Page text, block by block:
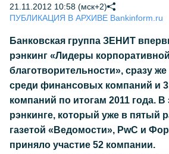
21.11.2012 10:58 (мск+2)
ПУБЛИКАЦИЯ В АРХИВЕ Bankinform.ru
Банковская группа ЗЕНИТ
рэнкинг «Лидеры корпоративной
благотворительности», сразу
среди финансовых компаний и
компаний по итогам 2011 года. В
рэнкинге, который уже в пятый
газетой «Ведомости», PwC и
приняло участие 52 компании.